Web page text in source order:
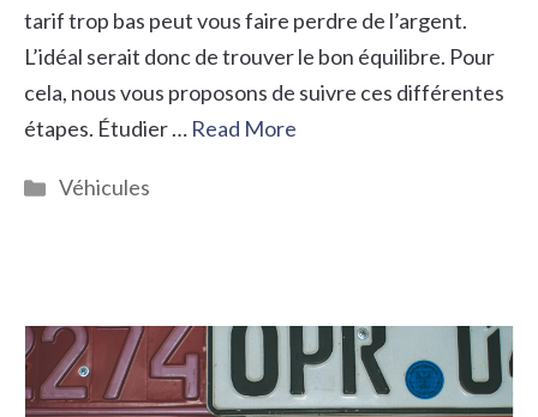
tarif trop bas peut vous faire perdre de l’argent.
L’idéal serait donc de trouver le bon équilibre. Pour
cela, nous vous proposons de suivre ces différentes
étapes. Étudier … Read More
Catégories
Véhicules